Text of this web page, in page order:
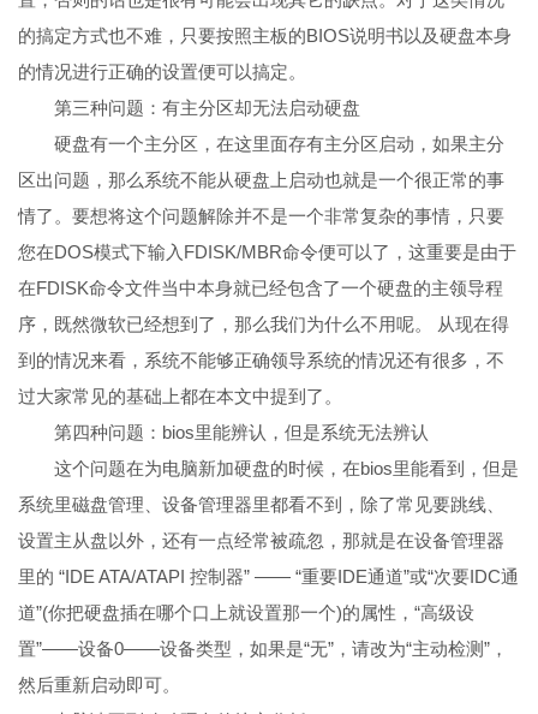
的搞定方式也不难，只要按照主板的BIOS说明书以及硬盘本身
的情况进行正确的设置便可以搞定。
第三种问题：有主分区却无法启动硬盘
硬盘有一个主分区，在这里面存有主分区启动，如果主分
区出问题，那么系统不能从硬盘上启动也就是一个很正常的事
情了。要想将这个问题解除并不是一个非常复杂的事情，只要
您在DOS模式下输入FDISK/MBR命令便可以了，这重要是由于
在FDISK命令文件当中本身就已经包含了一个硬盘的主领导程
序，既然微软已经想到了，那么我们为什么不用呢。 从现在得
到的情况来看，系统不能够正确领导系统的情况还有很多，不
过大家常见的基础上都在本文中提到了。
第四种问题：bios里能辨认，但是系统无法辨认
这个问题在为电脑新加硬盘的时候，在bios里能看到，但是
系统里磁盘管理、设备管理器里都看不到，除了常见要跳线、
设置主从盘以外，还有一点经常被疏忽，那就是在设备管理器
里的 “IDE ATA/ATAPI 控制器” —— “重要IDE通道”或“次要IDC通
道”(你把硬盘插在哪个口上就设置那一个)的属性，“高级设
置”——设备0——设备类型，如果是“无”，请改为“主动检测”，
然后重新启动即可。